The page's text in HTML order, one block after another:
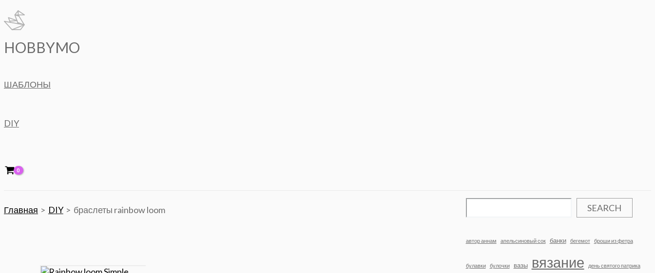
Перейти
к
содержимому
HOBBYMO
ШАБЛОНЫ
DIY
Главная DIY браслеты rainbow loom SEARCH
автор аннам апельсиновый сок банки бегемот броши из фетра
булавки булочки вазы вязание день святого патрика